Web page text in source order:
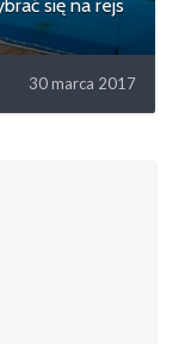
się na rejs
30 marca 2017